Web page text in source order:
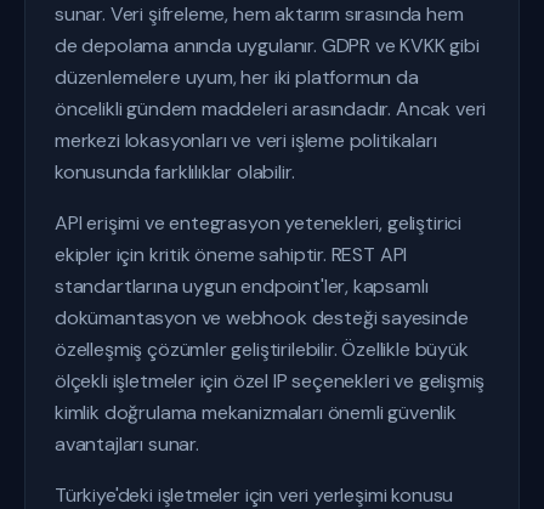
sunar. Veri şifreleme, hem aktarım sırasında hem
de depolama anında uygulanır. GDPR ve KVKK gibi
düzenlemelere uyum, her iki platformun da
öncelikli gündem maddeleri arasındadır. Ancak veri
merkezi lokasyonları ve veri işleme politikaları
konusunda farklılıklar olabilir.
API erişimi ve entegrasyon yetenekleri, geliştirici
ekipler için kritik öneme sahiptir. REST API
standartlarına uygun endpoint'ler, kapsamlı
dokümantasyon ve webhook desteği sayesinde
özelleşmiş çözümler geliştirilebilir. Özellikle büyük
ölçekli işletmeler için özel IP seçenekleri ve gelişmiş
kimlik doğrulama mekanizmaları önemli güvenlik
avantajları sunar.
Türkiye'deki işletmeler için veri yerleşimi konusu